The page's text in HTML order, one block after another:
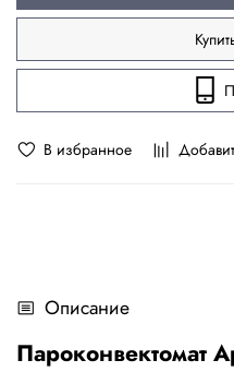
В избранное
Описание
Пароконвектомат